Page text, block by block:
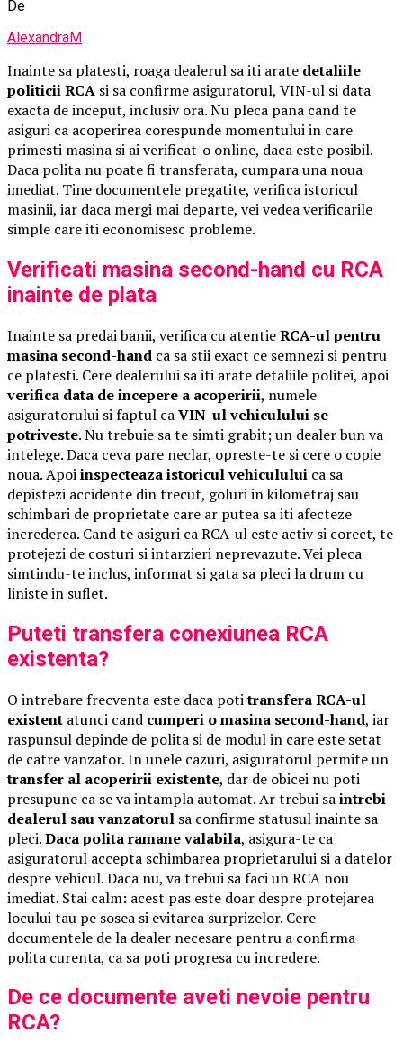
De
AlexandraM
Inainte sa platesti, roaga dealerul sa iti arate detaliile
politicii RCA si sa confirme asiguratorul, VIN-ul si data
exacta de inceput, inclusiv ora. Nu pleca pana cand te
asiguri ca acoperirea corespunde momentului in care
primesti masina si ai verificat-o online, daca este posibil.
Daca polita nu poate fi transferata, cumpara una noua
imediat. Tine documentele pregatite, verifica istoricul
masinii, iar daca mergi mai departe, vei vedea verificarile
simple care iti economisesc probleme.
Verificati masina second-hand cu RCA
inainte de plata
Inainte sa predai banii, verifica cu atentieRCA-ul pentru
masina second-hand ca sa stii exact ce semnezi si pentru
ce platesti. Cere dealerului sa iti arate detaliile politei, apoi
verifica data de incepere a acoperirii, numele
asiguratorului si faptul caVIN-ul vehiculului se
potriveste. Nu trebuie sa te simti grabit; un dealer bun va
intelege. Daca ceva pare neclar, opreste-te si cere o copie
noua. Apoiinspecteaza istoricul vehiculului ca sa
depistezi accidente din trecut, goluri in kilometraj sau
schimbari de proprietate care ar putea sa iti afecteze
increderea. Cand te asiguri ca RCA-ul este activ si corect, te
protejezi de costuri si intarzieri neprevazute. Vei pleca
simtindu-te inclus, informat si gata sa pleci la drum cu
liniste in suflet.
Puteti transfera conexiunea RCA
existenta?
O intrebare frecventa este daca potitransfera RCA-ul
existent atunci cand cumperi o masina second-hand, iar
raspunsul depinde de polita si de modul in care este setat
de catre vanzator. In unele cazuri, asiguratorul permite un
transfer al acoperirii existente, dar de obicei nu poti
presupune ca se va intampla automat. Ar trebui saintrebi
dealerul sau vanzatorul sa confirme statusul inainte sa
pleci.Daca polita ramane valabila, asigura-te ca
asiguratorul accepta schimbarea proprietarului si a datelor
despre vehicul. Daca nu, va trebui sa faci un RCA nou
imediat. Stai calm: acest pas este doar despre protejarea
locului tau pe sosea si evitarea surprizelor. Cere
documentele de la dealer necesare pentru a confirma
polita curenta, ca sa poti progresa cu incredere.
De ce documente aveti nevoie pentru
RCA?